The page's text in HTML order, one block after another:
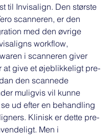
til Invisalign. Den største
scanneren, er den
med den øvrige
workflow,
i scanneren giver
at give et øjeblikkeligt pre-
den scannede
muligvis vil kunne
ud efter en behandling
Klinisk er dette pre-
Men i